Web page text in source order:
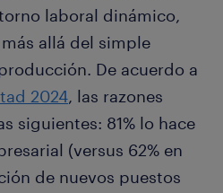
laboral dinámico,
allá del simple
De acuerdo a
2024, las razones
siguientes: 81% lo hace
(versus 62% en
de nuevos puestos